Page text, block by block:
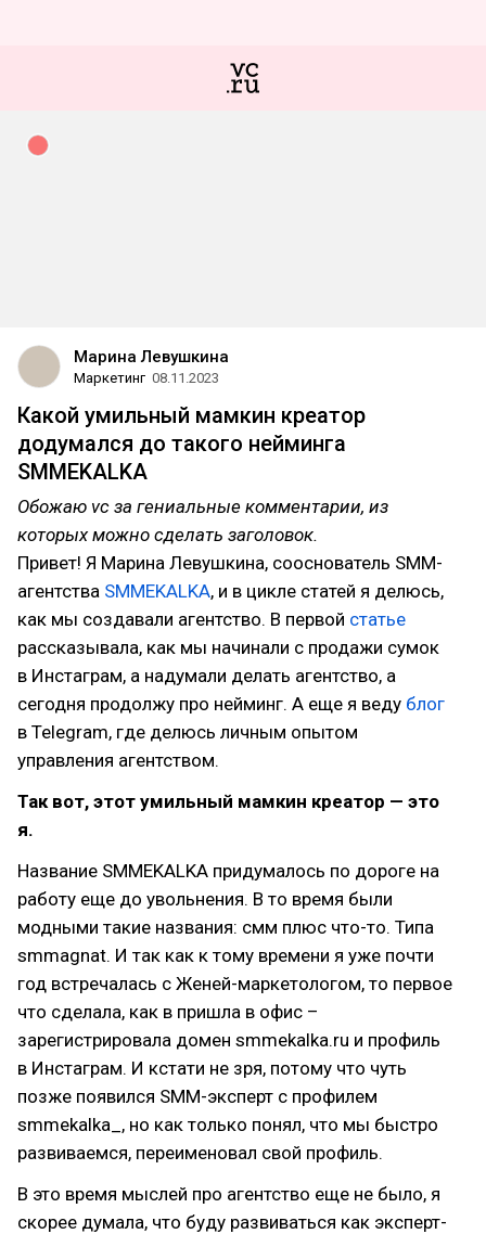
Марина Левушкина
Маркетинг 08.11.2023
Какой умильный мамкин креатор
додумался до такого нейминга
SMMEKALKA
Обожаю vc за гениальные комментарии, из
которых можно сделать заголовок.
Привет! Я Марина Левушкина, сооснователь SMM-
агентства SMMEKALKA, и в цикле статей я делюсь,
как мы создавали агентство. В первой статье
рассказывала, как мы начинали с продажи сумок
в Инстаграм, а надумали делать агентство, а
сегодня продолжу про нейминг. А еще я веду блог
в Telegram, где делюсь личным опытом
управления агентством.
Так вот, этот умильный мамкин креатор — это
я.
Название SMMEKALKA придумалось по дороге на
работу еще до увольнения. В то время были
модными такие названия: смм плюс что-то. Типа
smmagnat. И так как к тому времени я уже почти
год встречалась с Женей-маркетологом, то первое
что сделала, как в пришла в офис –
зарегистрировала домен smmekalka.ru и профиль
в Инстаграм. И кстати не зря, потому что чуть
позже появился SMM-эксперт с профилем
smmekalka_, но как только понял, что мы быстро
развиваемся, переименовал свой профиль.
В это время мыслей про агентство еще не было, я
скорее думала, что буду развиваться как эксперт-